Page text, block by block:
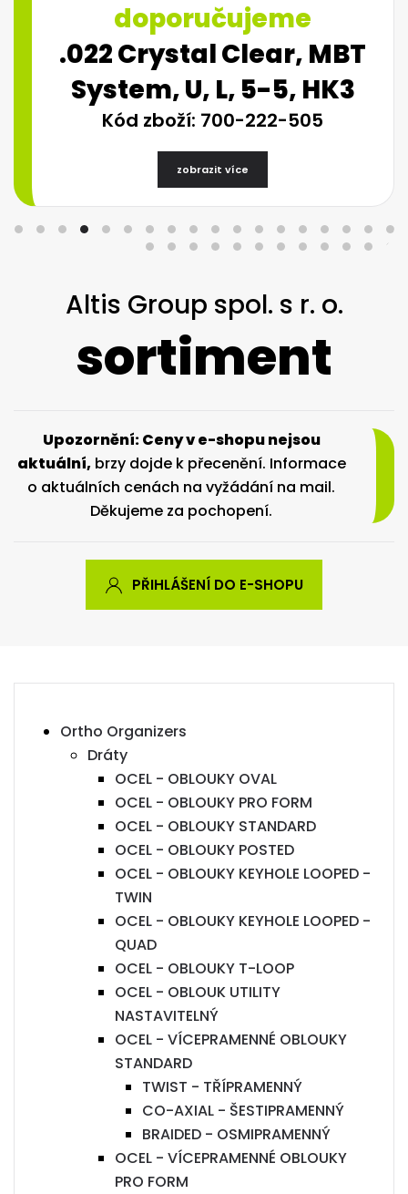
doporučujeme
.022 Crystal Clear, MBT
System, U, L, 5-5, HK3
Kód zboží: 700-222-505
zobrazit více
Altis Group spol. s r. o.
sortiment
Upozornění: Ceny v e-shopu nejsou
aktuální,brzy dojde k přecenění. Informace
o aktuálních cenách na vyžádání na mail.
Děkujeme za pochopení.
PŘIHLÁŠENÍ DO E-SHOPU
Ortho Organizers
Dráty
OCEL - OBLOUKY OVAL
OCEL - OBLOUKY PRO FORM
OCEL - OBLOUKY STANDARD
OCEL - OBLOUKY POSTED
OCEL - OBLOUKY KEYHOLE LOOPED -
TWIN
OCEL - OBLOUKY KEYHOLE LOOPED -
QUAD
OCEL - OBLOUKY T-LOOP
OCEL - OBLOUK UTILITY
NASTAVITELNÝ
OCEL - VÍCEPRAMENNÉ OBLOUKY
STANDARD
TWIST - TŘÍPRAMENNÝ
CO-AXIAL - ŠESTIPRAMENNÝ
BRAIDED - OSMIPRAMENNÝ
OCEL - VÍCEPRAMENNÉ OBLOUKY
PRO FORM